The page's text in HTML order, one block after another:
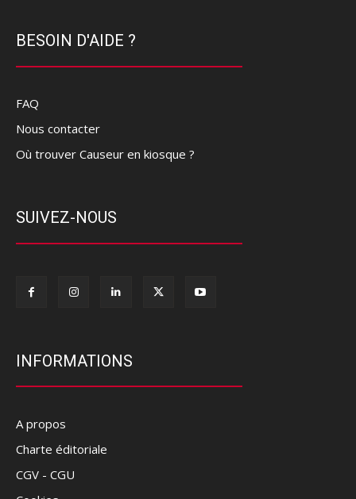
BESOIN D'AIDE ?
FAQ
Nous contacter
Où trouver Causeur en kiosque ?
SUIVEZ-NOUS
INFORMATIONS
A propos
Charte éditoriale
CGV - CGU